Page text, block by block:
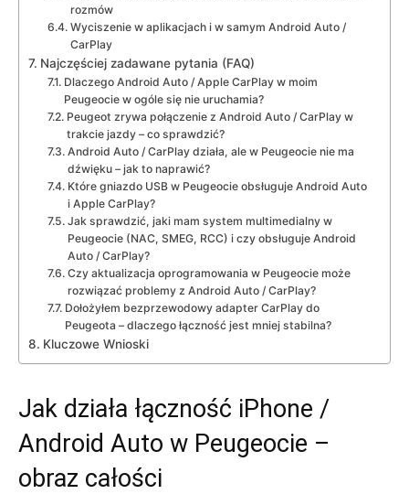
rozmów
Wyciszenie w aplikacjach i w samym Android Auto /
CarPlay
Najczęściej zadawane pytania (FAQ)
Dlaczego Android Auto / Apple CarPlay w moim
Peugeocie w ogóle się nie uruchamia?
Peugeot zrywa połączenie z Android Auto / CarPlay w
trakcie jazdy – co sprawdzić?
Android Auto / CarPlay działa, ale w Peugeocie nie ma
dźwięku – jak to naprawić?
Które gniazdo USB w Peugeocie obsługuje Android Auto
i Apple CarPlay?
Jak sprawdzić, jaki mam system multimedialny w
Peugeocie (NAC, SMEG, RCC) i czy obsługuje Android
Auto / CarPlay?
Czy aktualizacja oprogramowania w Peugeocie może
rozwiązać problemy z Android Auto / CarPlay?
Dołożyłem bezprzewodowy adapter CarPlay do
Peugeota – dlaczego łączność jest mniej stabilna?
Kluczowe Wnioski
Jak działa łączność iPhone /
Android Auto w Peugeocie –
obraz całości